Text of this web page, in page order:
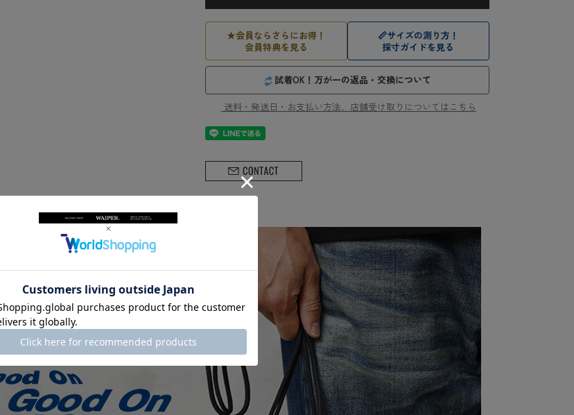
★会員ならさらにお得！
会員特典を見る
📏サイズの測り方！
採寸ガイドを見る
試着OK！万が一の返品・交換について
送料・発送日・お支払い方法、店舗受け取りについてはこちら